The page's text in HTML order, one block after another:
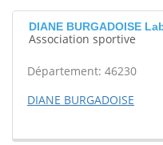
DIANE BURGADOISE
Association sportive
Département: 46230
DIANE BURGADOISE